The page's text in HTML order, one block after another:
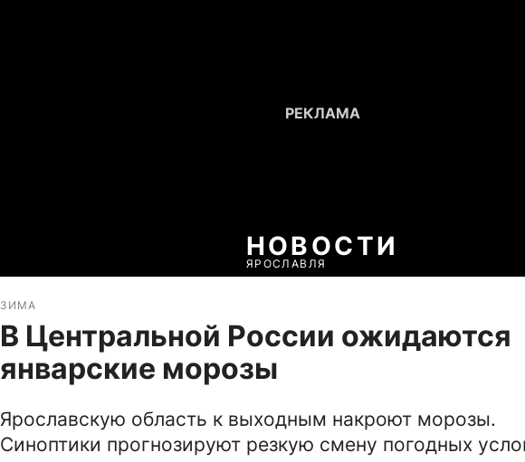
НОВОСТИ
ЯРОСЛАВЛЯ
ЗИМА
В Центральной России ожидаются
январские морозы
Ярославскую область к выходным накроют морозы.
Синоптики прогнозируют резкую смену погодных